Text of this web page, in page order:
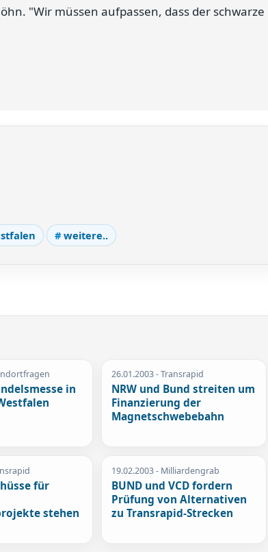
"Wir müssen aufpassen, dass der schwarze
weitere..
in
26.01.2003- Transrapid
NRW und Bund streiten um
Finanzierung der
Magnetschwebebahn
für
stehen
19.02.2003- Milliardengrab
BUND und VCD fordern
Prüfung von Alternativen
zu Transrapid-Strecken